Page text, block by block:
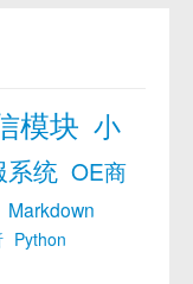
模块 小
系统 OE商
Markdown
Python